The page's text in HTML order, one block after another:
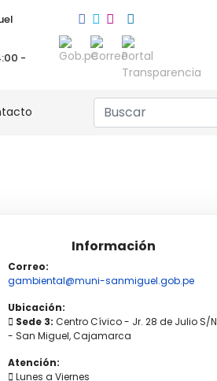
-
Información
Correo:
gambiental@muni-sanmiguel.gob.pe
Ubicación:
Sede 3: Centro Cívico - Jr. 28 de Julio S/N
- San Miguel, Cajamarca
Atención:
Lunes a Viernes